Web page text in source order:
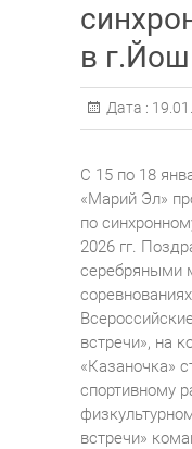
в
Дата :
С 15 по 18
«Марий Эл»
по
2026 гг.
серебряными
встречи», на
«Казаночка»
спортивному
встречи»